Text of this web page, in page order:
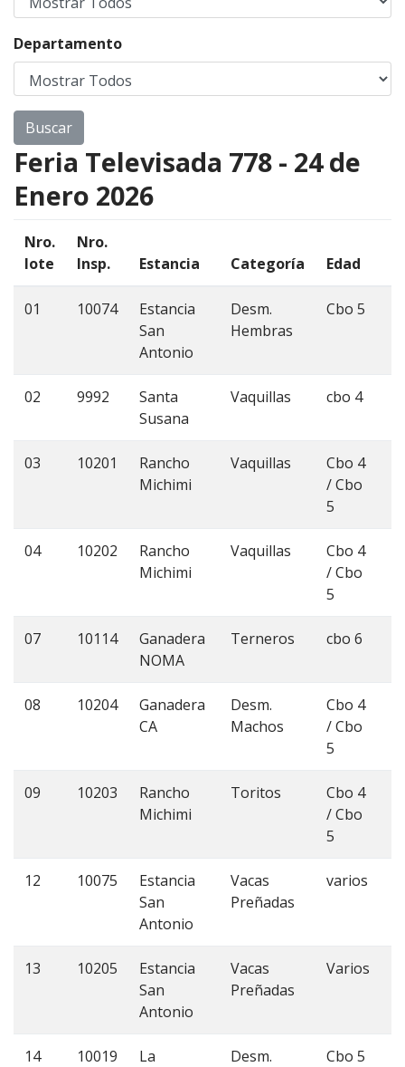
Departamento
Feria Televisada 778 - 24 de
Enero 2026
Nro.
lote
Nro.
Insp.
Estancia Categoría Edad
01 10074
Estancia
San
Antonio
Desm.
Hembras
Cbo 5
02 9992
Santa
Susana
Vaquillas cbo 4
03 10201
Rancho
Michimi
Vaquillas
Cbo 4
/ Cbo
5
04 10202
Rancho
Michimi
Vaquillas
Cbo 4
/ Cbo
5
07 10114
Ganadera
NOMA
Terneros cbo 6
08 10204
Ganadera
CA
Desm.
Machos
Cbo 4
/ Cbo
5
09 10203
Rancho
Michimi
Toritos
Cbo 4
/ Cbo
5
12 10075
Estancia
San
Antonio
Vacas
Preñadas
varios
13 10205
Estancia
San
Antonio
Vacas
Preñadas
Varios
14 10019
La
Desm.
Cbo 5